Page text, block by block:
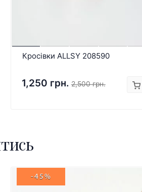
Кросівки ALLSY 208590
1,250 грн. 2,500 грн.
-45%